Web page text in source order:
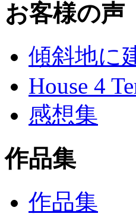
お客様の声
傾斜地に
House 4
感想集
作品集
作品集